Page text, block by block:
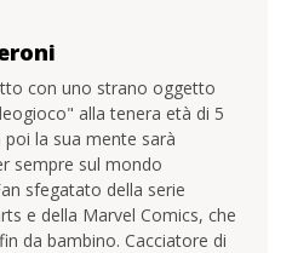
con uno strano oggetto
alla tenera età di 5
poi la sua mente sarà
sempre sul mondo
sfegatato della serie
e della Marvel Comics, che
da bambino. Cacciatore di